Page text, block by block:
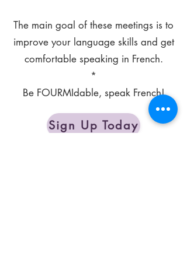
The main goal of these meetings is to
improve your language skills and get
comfortable speaking in French.
*
Be FOURMIdable, speak French!
Sign Up Today